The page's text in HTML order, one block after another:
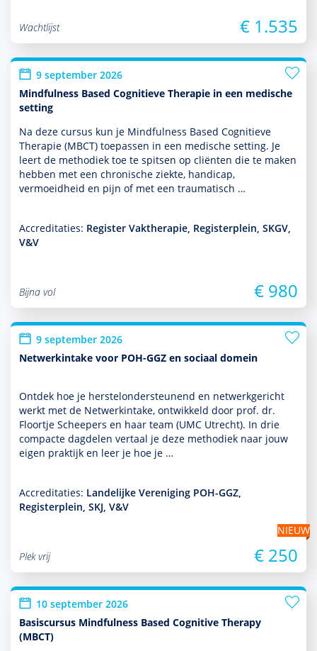
Wachtlijst € 1.535
9 september 2026
Mindfulness Based Cognitieve Therapie in een medische
setting
Na deze cursus kun je Mindfulness Based Cognitieve
Therapie (MBCT) toe­pas­sen in een medische setting. Je
leert de metho­diek toe te spitsen op cliënten die te maken
hebben met een chronische ziekte, handicap,
vermoeidheid en pijn of met een traumatisch …
Accreditaties: Register Vaktherapie, Registerplein, SKGV,
V&V
Bijna vol € 980
9 september 2026
Netwerkintake voor POH-GGZ en sociaal domein
Ontdek hoe je herstelonder­steunend en netwerkgericht
werkt met de Netwerkintake, ontwik­keld door prof. dr.
Floortje Scheepers en haar team (UMC Utrecht). In drie
compacte dagdelen vertaal je deze metho­diek naar jouw
eigen prak­tijk en leer je hoe je …
Accreditaties: Landelijke Vereniging POH-GGZ,
Registerplein, SKJ, V&V
NIEUW
Plek vrij
€ 250
10 september 2026
Basiscursus Mindfulness Based Cognitive Therapy
(MBCT)